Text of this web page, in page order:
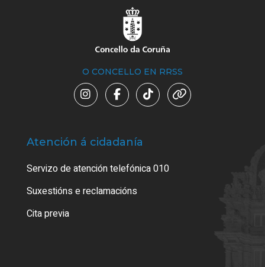
O CONCELLO EN RRSS
Atención á cidadanía
Servizo de atención telefónica 010
Suxestións e reclamacións
Cita previa